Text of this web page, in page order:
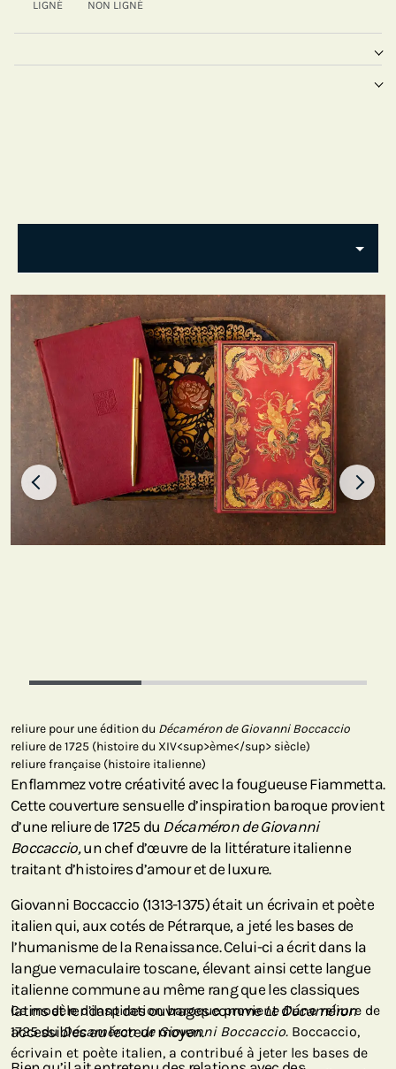
LIGNÉ NON LIGNÉ
reliure pour une édition du Décaméron de Giovanni Boccaccio
reliure de 1725 (histoire du XIV<sup>ème</sup> siècle)
reliure française (histoire italienne)
Enflammez votre créativité avec la fougueuse Fiammetta.
Cette couverture sensuelle d’inspiration baroque provient
d’une reliure de 1725 du Décaméron de Giovanni
Boccaccio,un chef d’œuvre de la littérature italienne
traitant d’histoires d’amour et de luxure.
Giovanni Boccaccio (1313-1375) était un écrivain et poète
italien qui, aux cotés de Pétrarque, a jeté les bases de
l’humanisme de la Renaissance. Celui-ci a écrit dans la
langue vernaculaire toscane, élevant ainsi cette langue
italienne commune au même rang que les classiques
latins et rendant des ouvrages commeLe Décaméron
accessibles au lecteur moyen.
Ce modèle d’inspiration baroque provient d’une reliure de
1725 duDécaméron de Giovanni Boccaccio. Boccaccio,
écrivain et poète italien, a contribué à jeter les bases de